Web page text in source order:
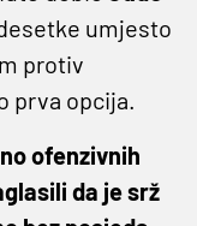
umjesto
protiv
prva opcija.
ofenzivnih
da je srž